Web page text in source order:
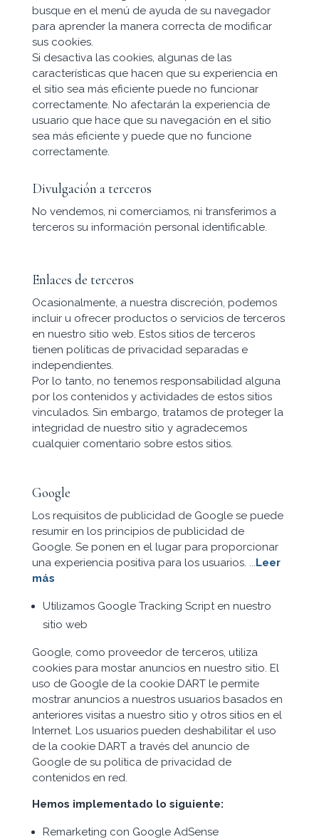
busque en el menú de ayuda de su navegador
para aprender la manera correcta de modificar
sus cookies.
Si desactiva las cookies, algunas de las
características que hacen que su experiencia en
el sitio sea más eficiente puede no funcionar
correctamente. No afectarán la experiencia de
usuario que hace que su navegación en el sitio
sea más eficiente y puede que no funcione
correctamente.
Divulgación a terceros
No vendemos, ni comerciamos, ni transferimos a
terceros su información personal identificable.
Enlaces de terceros
Ocasionalmente, a nuestra discreción, podemos
incluir u ofrecer productos o servicios de terceros
en nuestro sitio web. Estos sitios de terceros
tienen políticas de privacidad separadas e
independientes.
Por lo tanto, no tenemos responsabilidad alguna
por los contenidos y actividades de estos sitios
vinculados. Sin embargo, tratamos de proteger la
integridad de nuestro sitio y agradecemos
cualquier comentario sobre estos sitios.
Google
Los requisitos de publicidad de Google se puede
resumir en los principios de publicidad de
Google. Se ponen en el lugar para proporcionar
una experiencia positiva para los usuarios. ... Leer
más
Utilizamos Google Tracking Script en nuestro
sitio web
Google, como proveedor de terceros, utiliza
cookies para mostar anuncios en nuestro sitio. El
uso de Google de la cookie DART le permite
mostrar anuncios a nuestros usuarios basados en
anteriores visitas a nuestro sitio y otros sitios en el
Internet. Los usuarios pueden deshabilitar el uso
de la cookie DART a través del anuncio de
Google de su política de privacidad de
contenidos en red.
Hemos implementado lo siguiente:
Remarketing con Google AdSense